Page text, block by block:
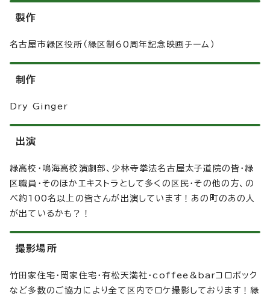
製作
名古屋市緑区役所（緑区制60周年記念映画チーム）
制作
Dry Ginger
出演
緑高校・鳴海高校演劇部、少林寺拳法名古屋太子道院の皆・緑
区職員・そのほかエキストラとして多くの区民・その他の方、の
べ約100名以上の皆さんが出演しています！あの町のあの人
が出ているかも？！
撮影場所
竹田家住宅・岡家住宅・有松天満社・coffee&barコロボック
など多数のご協力により全て区内でロケ撮影しております！緑